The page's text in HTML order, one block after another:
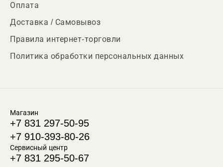
Оплата
Доставка / Самовывоз
Правила интернет-торговли
Политика обработки персональных данных
Магазин
+7 831 297-50-95
+7 910-393-80-26
Сервисный центр
+7 831 295-50-67